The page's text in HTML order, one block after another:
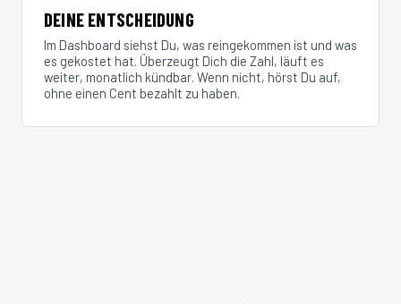
DEINE ENTSCHEIDUNG
Im Dashboard siehst Du, was reingekommen ist und was
es gekostet hat. Überzeugt Dich die Zahl, läuft es
weiter, monatlich kündbar. Wenn nicht, hörst Du auf,
ohne einen Cent bezahlt zu haben.